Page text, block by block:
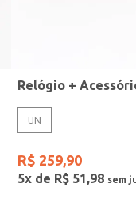
UN
R$ 259,90
5x de R$ 51,98